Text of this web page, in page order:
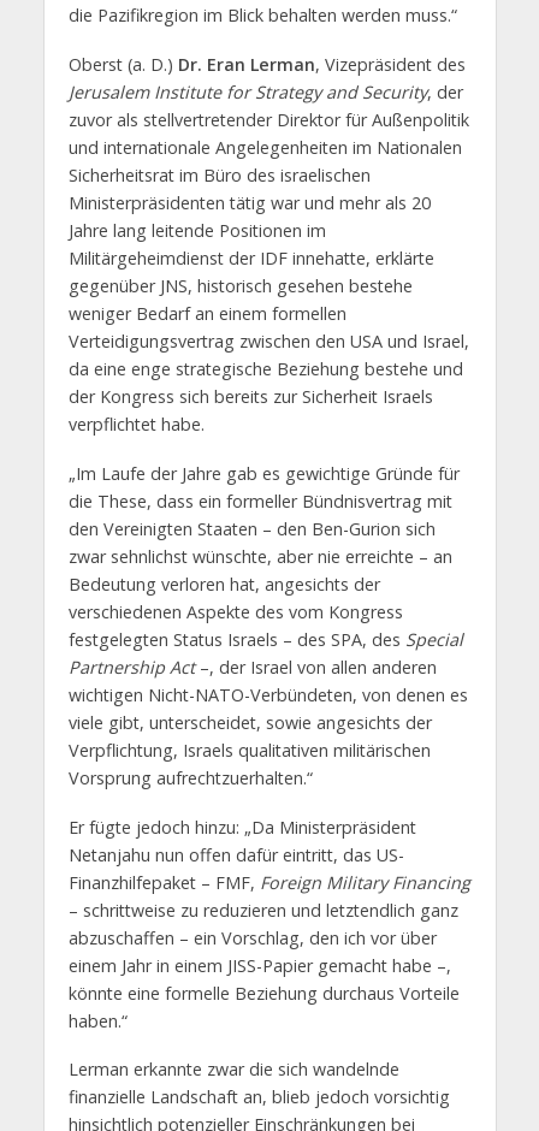
die Pazifikregion im Blick behalten werden muss.“
Oberst (a. D.) Dr. Eran Lerman, Vizepräsident des
Jerusalem Institute for Strategy and Security, der
zuvor als stellvertretender Direktor für Außenpolitik
und internationale Angelegenheiten im Nationalen
Sicherheitsrat im Büro des israelischen
Ministerpräsidenten tätig war und mehr als 20
Jahre lang leitende Positionen im
Militärgeheimdienst der IDF innehatte, erklärte
gegenüber JNS, historisch gesehen bestehe
weniger Bedarf an einem formellen
Verteidigungsvertrag zwischen den USA und Israel,
da eine enge strategische Beziehung bestehe und
der Kongress sich bereits zur Sicherheit Israels
verpflichtet habe.
„Im Laufe der Jahre gab es gewichtige Gründe für
die These, dass ein formeller Bündnisvertrag mit
den Vereinigten Staaten – den Ben-Gurion sich
zwar sehnlichst wünschte, aber nie erreichte – an
Bedeutung verloren hat, angesichts der
verschiedenen Aspekte des vom Kongress
festgelegten Status Israels – des SPA, des Special
Partnership Act–, der Israel von allen anderen
wichtigen Nicht-NATO-Verbündeten, von denen es
viele gibt, unterscheidet, sowie angesichts der
Verpflichtung, Israels qualitativen militärischen
Vorsprung aufrechtzuerhalten.“
Er fügte jedoch hinzu: „Da Ministerpräsident
Netanjahu nun offen dafür eintritt, das US-
Finanzhilfepaket – FMF, Foreign Military Financing
– schrittweise zu reduzieren und letztendlich ganz
abzuschaffen – ein Vorschlag, den ich vor über
einem Jahr in einem JISS-Papier gemacht habe –,
könnte eine formelle Beziehung durchaus Vorteile
haben.“
Lerman erkannte zwar die sich wandelnde
finanzielle Landschaft an, blieb jedoch vorsichtig
hinsichtlich potenzieller Einschränkungen bei